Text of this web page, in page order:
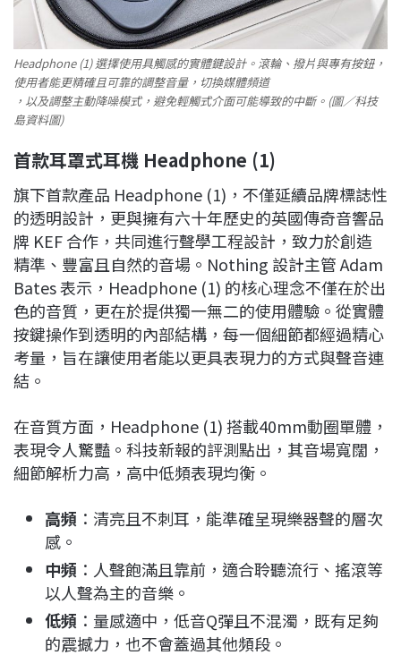
Headphone (1) 選擇使用具觸感的實體鍵設計。滾輪、撥片與專有按鈕，
使用者能更精確且可靠的調整音量，切換媒體頻道
，以及調整主動降噪模式，避免輕觸式介面可能導致的中斷。(圖／科技
島資料圖)
首款耳罩式耳機 Headphone (1)
旗下首款產品 Headphone (1)，不僅延續品牌標誌性
的透明設計，更與擁有六十年歷史的英國傳奇音響品
牌 KEF 合作，共同進行聲學工程設計，致力於創造
精準、豐富且自然的音場。Nothing 設計主管 Adam
Bates 表示，Headphone (1) 的核心理念不僅在於出
色的音質，更在於提供獨一無二的使用體驗。從實體
按鍵操作到透明的內部結構，每一個細節都經過精心
考量，旨在讓使用者能以更具表現力的方式與聲音連
結。
在音質方面，Headphone (1) 搭載40mm動圈單體，
表現令人驚豔。科技新報的評測點出，其音場寬闊，
細節解析力高，高中低頻表現均衡。
高頻 ：清亮且不刺耳，能準確呈現樂器聲的層次
感。
中頻 ：人聲飽滿且靠前，適合聆聽流行、搖滾等
以人聲為主的音樂。
低頻 ：量感適中，低音Q彈且不混濁，既有足夠
的震撼力，也不會蓋過其他頻段。